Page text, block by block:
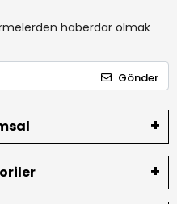
haberdar olmak
Gönder